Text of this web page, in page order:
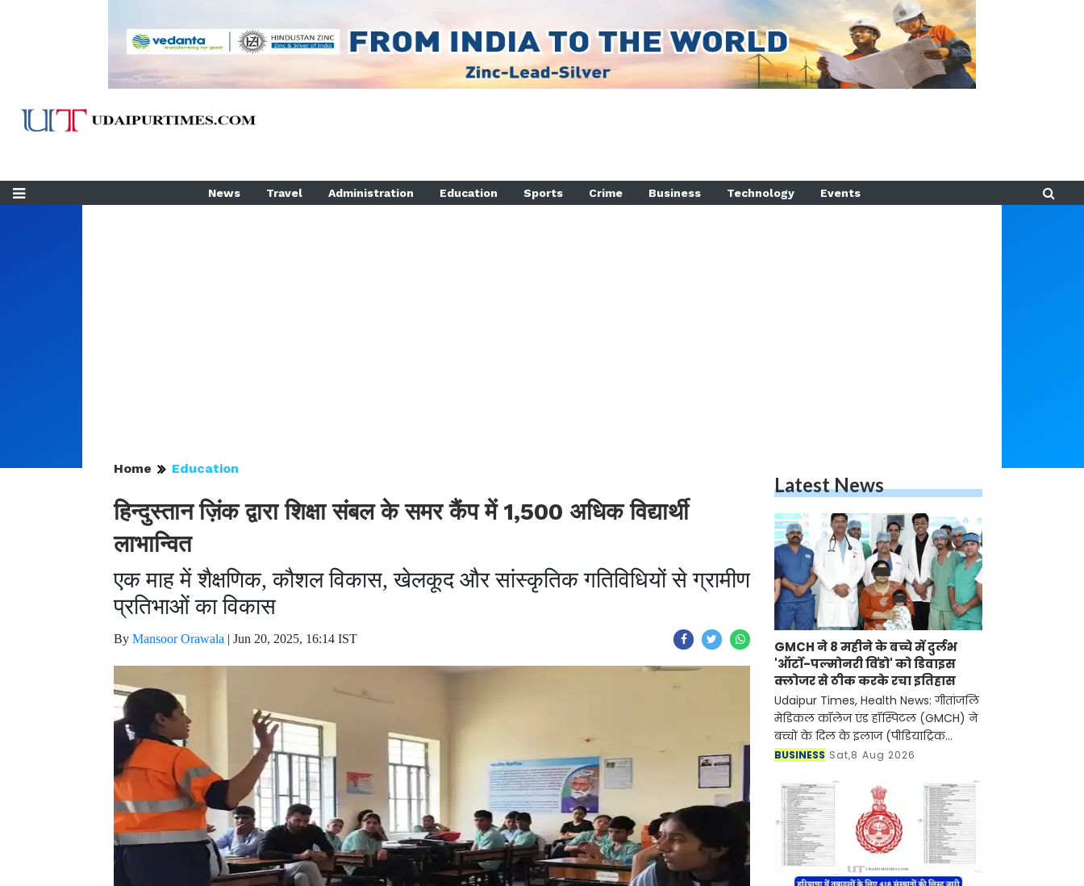
News Travel Administration Education Sports Crime Business Technology Events
Home Education
हिन्दुस्तान ज़िंक द्वारा शिक्षा संबल के समर कैंप में 1,500 अधिक विद्यार्थी
लाभान्वित
एक माह में शैक्षणिक, कौशल विकास, खेलकूद और सांस्कृतिक गतिविधियों से ग्रामीण
प्रतिभाओं का विकास
By Mansoor Orawala | Jun 20, 2025, 16:14 IST
Latest News
GMCH ने 8 महीने के बच्चे में दुर्लभ
'ऑर्टो-पल्मोनरी विंडो' को डिवाइस
क्लोजर से ठीक करके रचा इतिहास
Udaipur Times, Health News: गीतांजलि
मेडिकल कॉलेज एंड हॉस्पिटल (GMCH) ने
बच्चों के दिल के इलाज (पीडियाट्रिक
कार्डियक केयर) के क्षेत्र में एक बड़ी उपलब्धि
बार
BUSINESS Sat,8 Aug 2026